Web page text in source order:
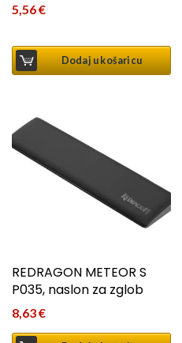
5,56€
Dodaj u košaricu
REDRAGON METEOR S
P035, naslon za zglob
8,63€